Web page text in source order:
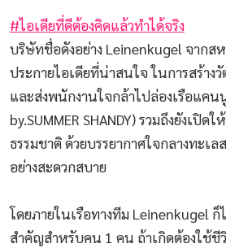
#ไอเดียที่ดีต้องคิดแล้วทำได้จริง
บริษัทชื่อดังอย่าง Leinenkugel จากส
ประกายไอเดียที่น่าสนใจ ในการสร้าง
และส่งพนักงานใจกล้าไปล่องเรือแคน
by.SUMMER SHANDY) รวมถึงยังเปิ
ธรรมชาติ ด้วยบรรยากาศใจกลางทะเ
อย่างสะดวกสบาย
โดยภายในเรือทางทีม Leinenkugel
สำคัญสำหรับคน 1 คน ถ้าเกิดต้องใช้ชี